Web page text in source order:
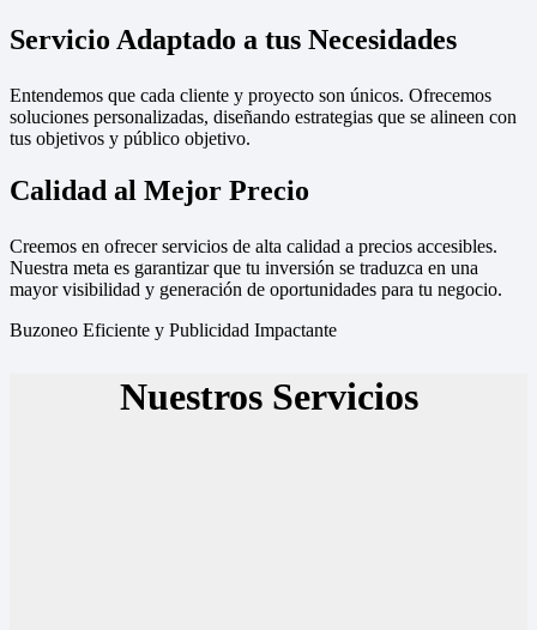
Servicio Adaptado a tus Necesidades
Entendemos que cada cliente y proyecto son únicos. Ofrecemos
soluciones personalizadas, diseñando estrategias que se alineen con
tus objetivos y público objetivo.
Calidad al Mejor Precio
Creemos en ofrecer servicios de alta calidad a precios accesibles.
Nuestra meta es garantizar que tu inversión se traduzca en una
mayor visibilidad y generación de oportunidades para tu negocio.
Buzoneo Eficiente y Publicidad Impactante
Nuestros Servicios